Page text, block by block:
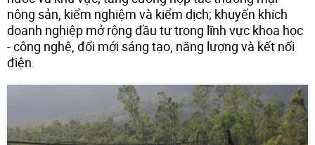
nông sản, kiểm nghiệm và kiểm dịch; khuyến khích
doanh nghiệp mở rộng đầu tư trong lĩnh vực khoa học
- công nghệ, đổi mới sáng tạo, năng lượng và kết nối
điện.